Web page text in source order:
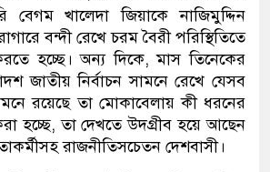
বেগম খালেদা জিয়াকে নাজিমুদ্দিন
বন্দী রেখে চরম বৈরী পরিস্থিতিতে
হচ্ছে। অন্য দিকে, মাস তিনেকের
জাতীয় নির্বাচন সামনে রেখে যেসব
রয়েছে তা মোকাবেলায় কী ধরনের
হচ্ছে, তা দেখতে উদগ্রীব হয়ে আছেন
রাজনীতিসচেতন দেশবাসী।